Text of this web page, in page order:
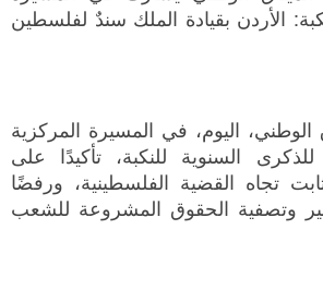
الأردن بقيادة الملك سندٌ لفلسطين
اليوم، في المسيرة المركزية
السنوية للنكبة، تأكيدًا على
تجاه القضية الفلسطينية، ورفضًا
وتصفية الحقوق المشروعة للشعب